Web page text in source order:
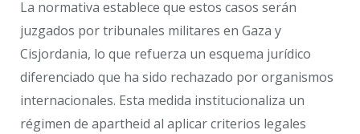
La normativa establece que estos casos serán
juzgados por tribunales militares en Gaza y
Cisjordania, lo que refuerza un esquema jurídico
diferenciado que ha sido rechazado por organismos
internacionales. Esta medida institucionaliza un
régimen de apartheid al aplicar criterios legales